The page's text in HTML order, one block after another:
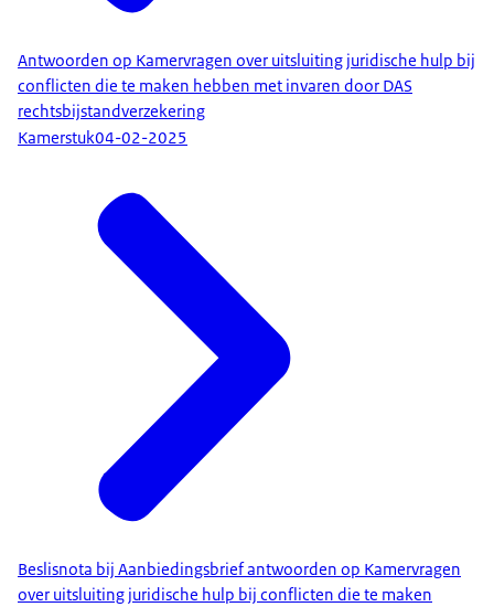
Antwoorden op Kamervragen over uitsluiting juridische hulp bij
conflicten die te maken hebben met invaren door DAS
rechtsbijstandverzekering
Kamerstuk04-02-2025
Beslisnota bij Aanbiedingsbrief antwoorden op Kamervragen
over uitsluiting juridische hulp bij conflicten die te maken